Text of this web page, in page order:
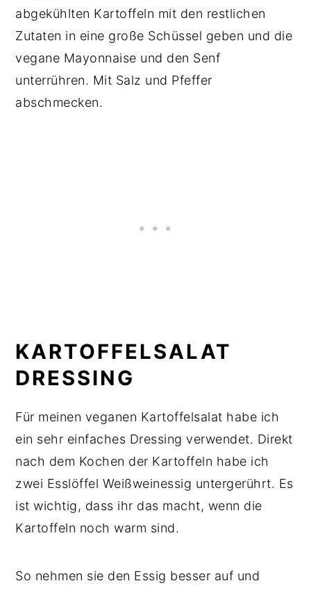
abgekühlten Kartoffeln mit den restlichen
Zutaten in eine große Schüssel geben und die
vegane Mayonnaise und den Senf
unterrühren. Mit Salz und Pfeffer
abschmecken.
KARTOFFELSALAT
DRESSING
Für meinen veganen Kartoffelsalat habe ich
ein sehr einfaches Dressing verwendet. Direkt
nach dem Kochen der Kartoffeln habe ich
zwei Esslöffel Weißweinessig untergerührt. Es
ist wichtig, dass ihr das macht, wenn die
Kartoffeln noch warm sind.
So nehmen sie den Essig besser auf und